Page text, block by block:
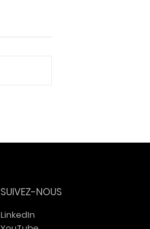
intervient auprès d'Engie
SUIVEZ-NOUS
LinkedIn